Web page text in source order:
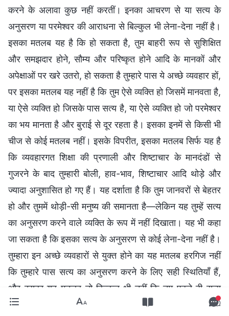
करने के अलावा कुछ नहीं करतीं। इनका आचरण से या सत्य के
अनुसरण या परमेश्वर की आराधना से बिल्कुल भी लेना-देना नहीं है।
इसका मतलब यह है कि हो सकता है, तुम बाहरी रूप से सुशिक्षित
और समझदार होने, सौम्य और परिष्कृत होने आदि के मानकों और
अपेक्षाओं पर खरे उतरो, हो सकता है तुम्हारे पास ये अच्छे व्यवहार हों,
पर इसका मतलब यह नहीं है कि तुम ऐसे व्यक्ति हो जिसमें मानवता है,
या ऐसे व्यक्ति हो जिसके पास सत्य है, या ऐसे व्यक्ति हो जो परमेश्वर
का भय मानता है और बुराई से दूर रहता है। इसका इनमें से किसी भी
चीज से कोई मतलब नहीं। इसके विपरीत, इसका मतलब सिर्फ यह है
कि व्यवहारगत शिक्षा की प्रणाली और शिष्टाचार के मानदंडों से
गुजरने के बाद तुम्हारी बोली, हाव-भाव, शिष्टाचार आदि थोड़े और
ज्यादा अनुशासित हो गए हैं। यह दर्शाता है कि तुम जानवरों से बेहतर
हो और तुममें थोड़ी-सी मनुष्य की समानता है—लेकिन यह तुम्हें सत्य
का अनुसरण करने वाले व्यक्ति के रूप में नहीं दिखाता। यह भी कहा
जा सकता है कि इसका सत्य के अनुसरण से कोई लेना-देना नहीं है।
तुम्हारा इन अच्छे व्यवहारों से युक्त होने का यह मतलब हरगिज नहीं
कि तुम्हारे पास सत्य का अनुसरण करने के लिए सही स्थितियाँ हैं,
और इसका यह मतलब तो बिल्कुल भी नहीं कि तुम पहले ही सत्य
वास्तविकता में प्रवेश कर चुके हो और सत्य प्राप्त कर चुके हो। यह